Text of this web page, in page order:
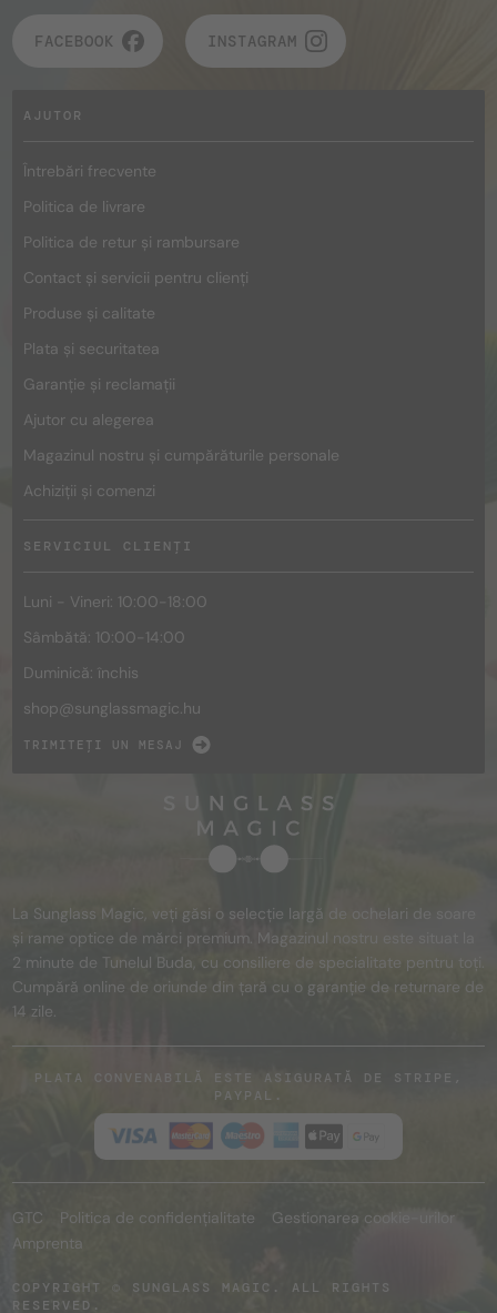
FACEBOOK INSTAGRAM
AJUTOR
Întrebări frecvente
Politica de livrare
Politica de retur și rambursare
Contact și servicii pentru clienți
Produse și calitate
Plata și securitatea
Garanție și reclamații
Ajutor cu alegerea
Magazinul nostru și cumpărăturile personale
Achiziții și comenzi
SERVICIUL CLIENȚI
Luni - Vineri: 10:00-18:00
Sâmbătă: 10:00-14:00
Duminică: închis
shop@sunglassmagic.hu
TRIMITEȚI UN MESAJ
La Sunglass Magic, veți găsi o selecție largă de ochelari de soare
și rame optice de mărci premium. Magazinul nostru este situat la
2 minute de Tunelul Buda, cu consiliere de specialitate pentru toți.
Cumpără online de oriunde din țară cu o garanție de returnare de
14 zile.
PLATA CONVENABILĂ ESTE ASIGURATĂ DE STRIPE,
PAYPAL.
GTC Politica de confidențialitate
Gestionarea cookie-urilor
Amprenta
COPYRIGHT © SUNGLASS MAGIC. ALL RIGHTS
RESERVED.